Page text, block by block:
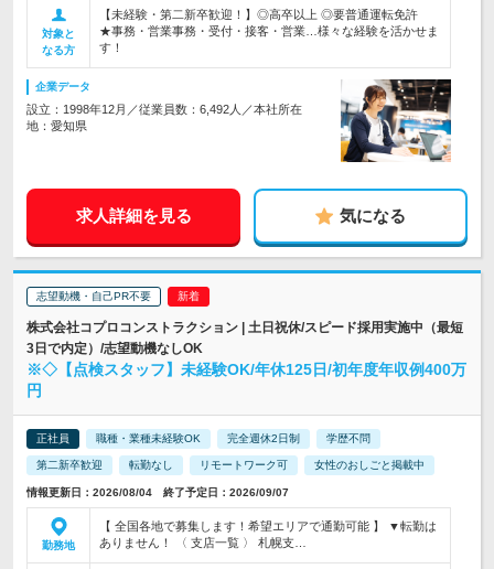
対象と
なる方
【未経験・第二新卒歓迎！】◎高卒以上 ◎要普通運転免許
★事務・営業事務・受付・接客・営業…様々な経験を活かせま
す！
企業データ
設立：1998年12月／従業員数：6,492人／本社所在
地：愛知県
求人詳細を見る 気になる
志望動機・自己PR不要
株式会社コプロコンストラクション | 土日祝休/スピード採用実施中（最短
3日で内定）/志望動機なしOK
※◇【点検スタッフ】未経験OK/年休125日/初年度年収例400万
円
正社員 職種・業種未経験OK 完全週休2日制 学歴不問
第二新卒歓迎 転勤なし リモートワーク可 女性のおしごと掲載中
情報更新日：2026/08/04 終了予定日：2026/09/07
勤務地
【 全国各地で募集します！希望エリアで通勤可能 】 ▼転勤は
ありません！ 〈 支店一覧 〉 札幌支…